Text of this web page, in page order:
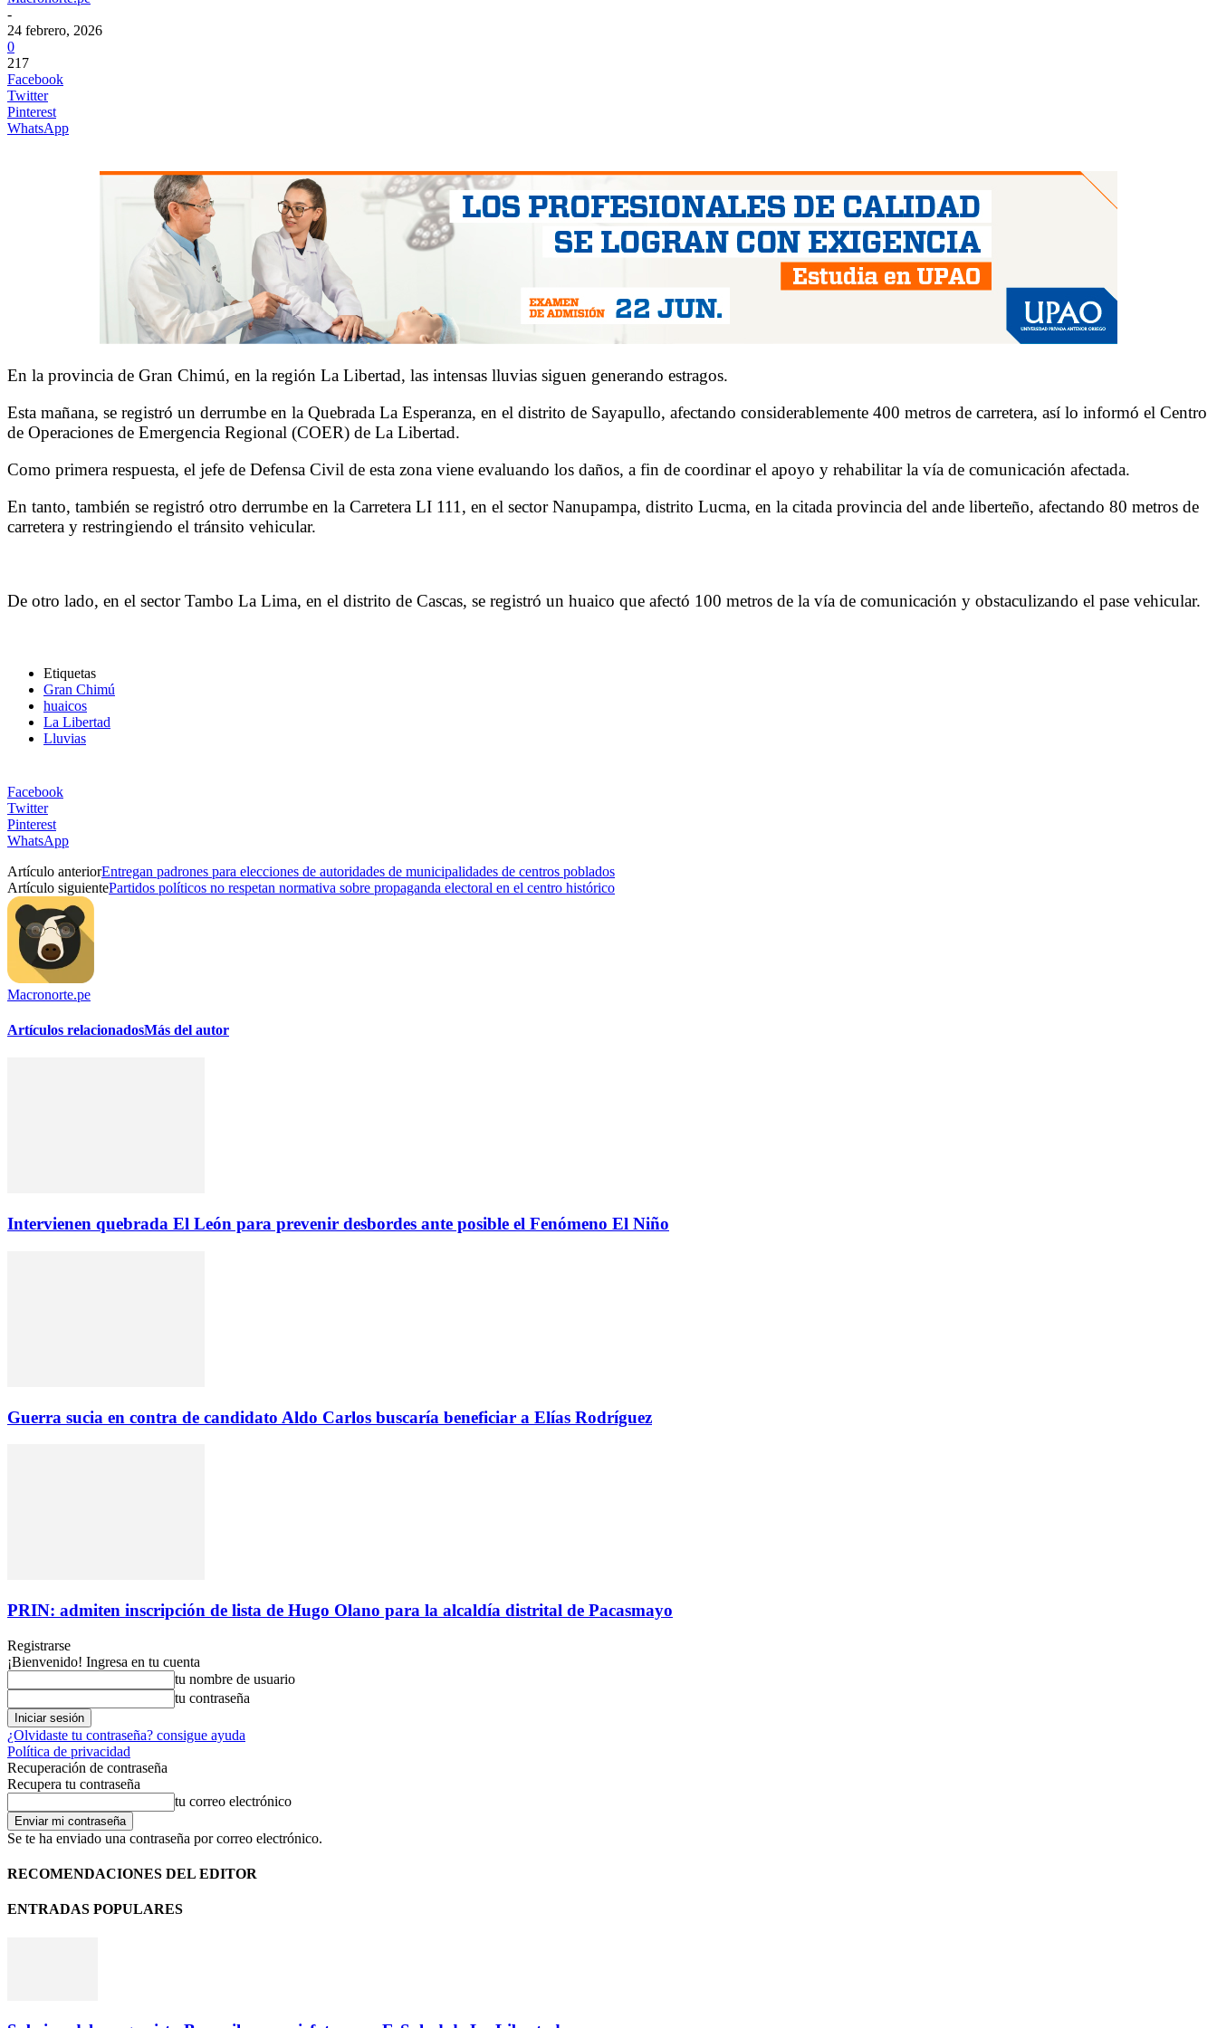
-
24 febrero, 2026
0
217
Facebook
Twitter
Pinterest
WhatsApp
En la provincia de Gran Chimú, en la región La Libertad, las intensas lluvias siguen generando estragos.
Esta mañana, se registró un derrumbe en la Quebrada La Esperanza, en el distrito de Sayapullo, afectando considerablemente 400 metros de carretera, así lo informó el Centro
de Operaciones de Emergencia Regional (COER) de La Libertad.
Como primera respuesta, el jefe de Defensa Civil de esta zona viene evaluando los daños, a fin de coordinar el apoyo y rehabilitar la vía de comunicación afectada.
En tanto, también se registró otro derrumbe en la Carretera LI 111, en el sector Nanupampa, distrito Lucma, en la citada provincia del ande liberteño, afectando 80 metros de
carretera y restringiendo el tránsito vehicular.
De otro lado, en el sector Tambo La Lima, en el distrito de Cascas, se registró un huaico que afectó 100 metros de la vía de comunicación y obstaculizando el pase vehicular.
Etiquetas
Gran Chimú
huaicos
La Libertad
Lluvias
Facebook
Twitter
Pinterest
WhatsApp
Artículo anteriorEntregan padrones para elecciones de autoridades de municipalidades de centros poblados
Artículo siguientePartidos políticos no respetan normativa sobre propaganda electoral en el centro histórico
Macronorte.pe
Artículos relacionadosMás del autor
Intervienen quebrada El León para prevenir desbordes ante posible el Fenómeno El Niño
Guerra sucia en contra de candidato Aldo Carlos buscaría beneficiar a Elías Rodríguez
PRIN: admiten inscripción de lista de Hugo Olano para la alcaldía distrital de Pacasmayo
Registrarse
¡Bienvenido! Ingresa en tu cuenta
tu nombre de usuario
tu contraseña
¿Olvidaste tu contraseña? consigue ayuda
Política de privacidad
Recuperación de contraseña
Recupera tu contraseña
tu correo electrónico
Se te ha enviado una contraseña por correo electrónico.
RECOMENDACIONES DEL EDITOR
ENTRADAS POPULARES